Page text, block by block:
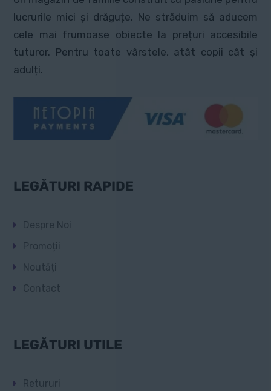
alese
în
pagina
produsului.
lucrurile mici și drăguțe. Ne străduim să aducem
cele mai frumoase obiecte la prețuri accesibile
tuturor. Pentru toate vârstele, atât copii cât și
adulți.
LEGĂTURI RAPIDE
Despre Noi
Promoții
Noutăți
Contact
LEGĂTURI UTILE
Retururi